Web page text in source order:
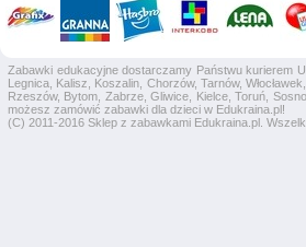
Zabawki edukacyjne dostarczamy Państwu kurierem
Legnica, Kalisz, Koszalin, Chorzów, Tarnów,
Rzeszów, Bytom, Zabrze, Gliwice, Kielce, Toruń,
możesz zamówić zabawki dla dzieci w Edukraina.pl!
(C) 2011-2016 Sklep z zabawkami Edukraina.pl.